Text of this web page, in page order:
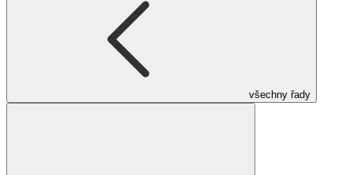
všechny řady